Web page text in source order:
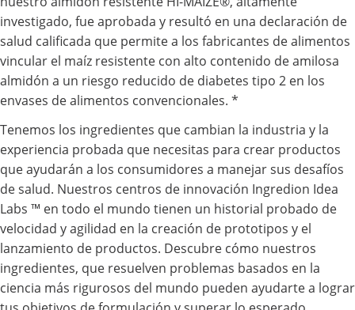
investigado, fue aprobada y resultó en una declaración de
salud calificada que permite a los fabricantes de alimentos
vincular el maíz resistente con alto contenido de amilosa
almidón a un riesgo reducido de diabetes tipo 2 en los
envases de alimentos convencionales. *
Tenemos los ingredientes que cambian la industria y la
experiencia probada que necesitas para crear productos
que ayudarán a los consumidores a manejar sus desafíos
de salud. Nuestros centros de innovación Ingredion Idea
Labs ™ en todo el mundo tienen un historial probado de
velocidad y agilidad en la creación de prototipos y el
lanzamiento de productos. Descubre cómo nuestros
ingredientes, que resuelven problemas basados ​​en la
ciencia más rigurosos del mundo pueden ayudarte a lograr